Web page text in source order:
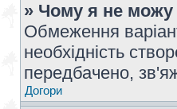
» Чому я не можу
Обмеження
необхідність
передбачено,
Догори